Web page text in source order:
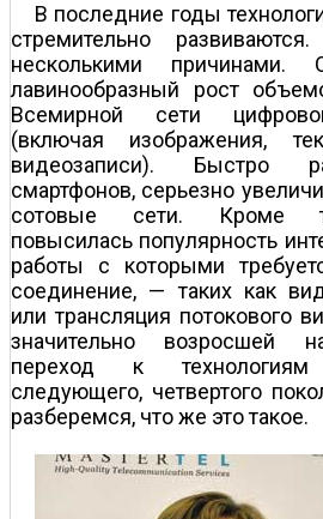
В последние годы
стремительно
несколькими
лавинообразный рост
Всемирной сети
(включая изображения,
видеозаписи). Быстро
смартфонов, серьезно
сотовые сети. Кроме
повысилась популярность
работы с которыми
соединение, — таких как
или трансляция потокового
значительно возросшей
переход к
следующего, четвертого
разберемся, что же это такое.